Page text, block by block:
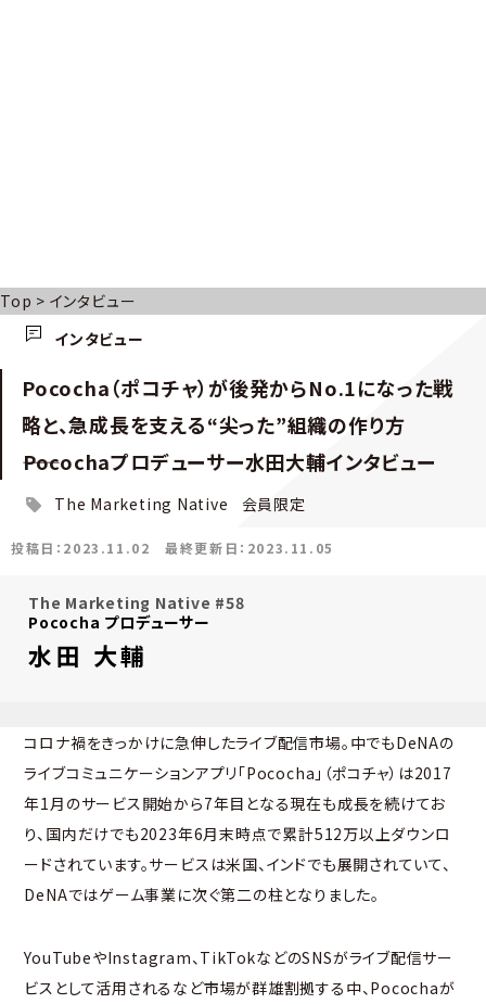
Top > インタビュー
インタビュー
Pococha（ポコチャ）が後発からNo.1になった戦
略と、急成長を支える“尖った”組織の作り方
――Pocochaプロデューサー水田大輔インタビュー
The Marketing Native 会員限定
投稿日：2023.11.02 最終更新日：2023.11.05
The Marketing Native #58
Pococha プロデューサー
水田 大輔
コロナ禍をきっかけに急伸したライブ配信市場。中でもDeNAの
ライブコミュニケーションアプリ「Pococha」（ポコチャ）は2017
年1月のサービス開始から7年目となる現在も成長を続けてお
り、国内だけでも2023年6月末時点で累計512万以上ダウンロ
ードされています。サービスは米国、インドでも展開されていて、
DeNAではゲーム事業に次ぐ第二の柱となりました。
YouTubeやInstagram、TikTokなどのSNSがライブ配信サー
ビスとして活用されるなど市場が群雄割拠する中、Pocochaが